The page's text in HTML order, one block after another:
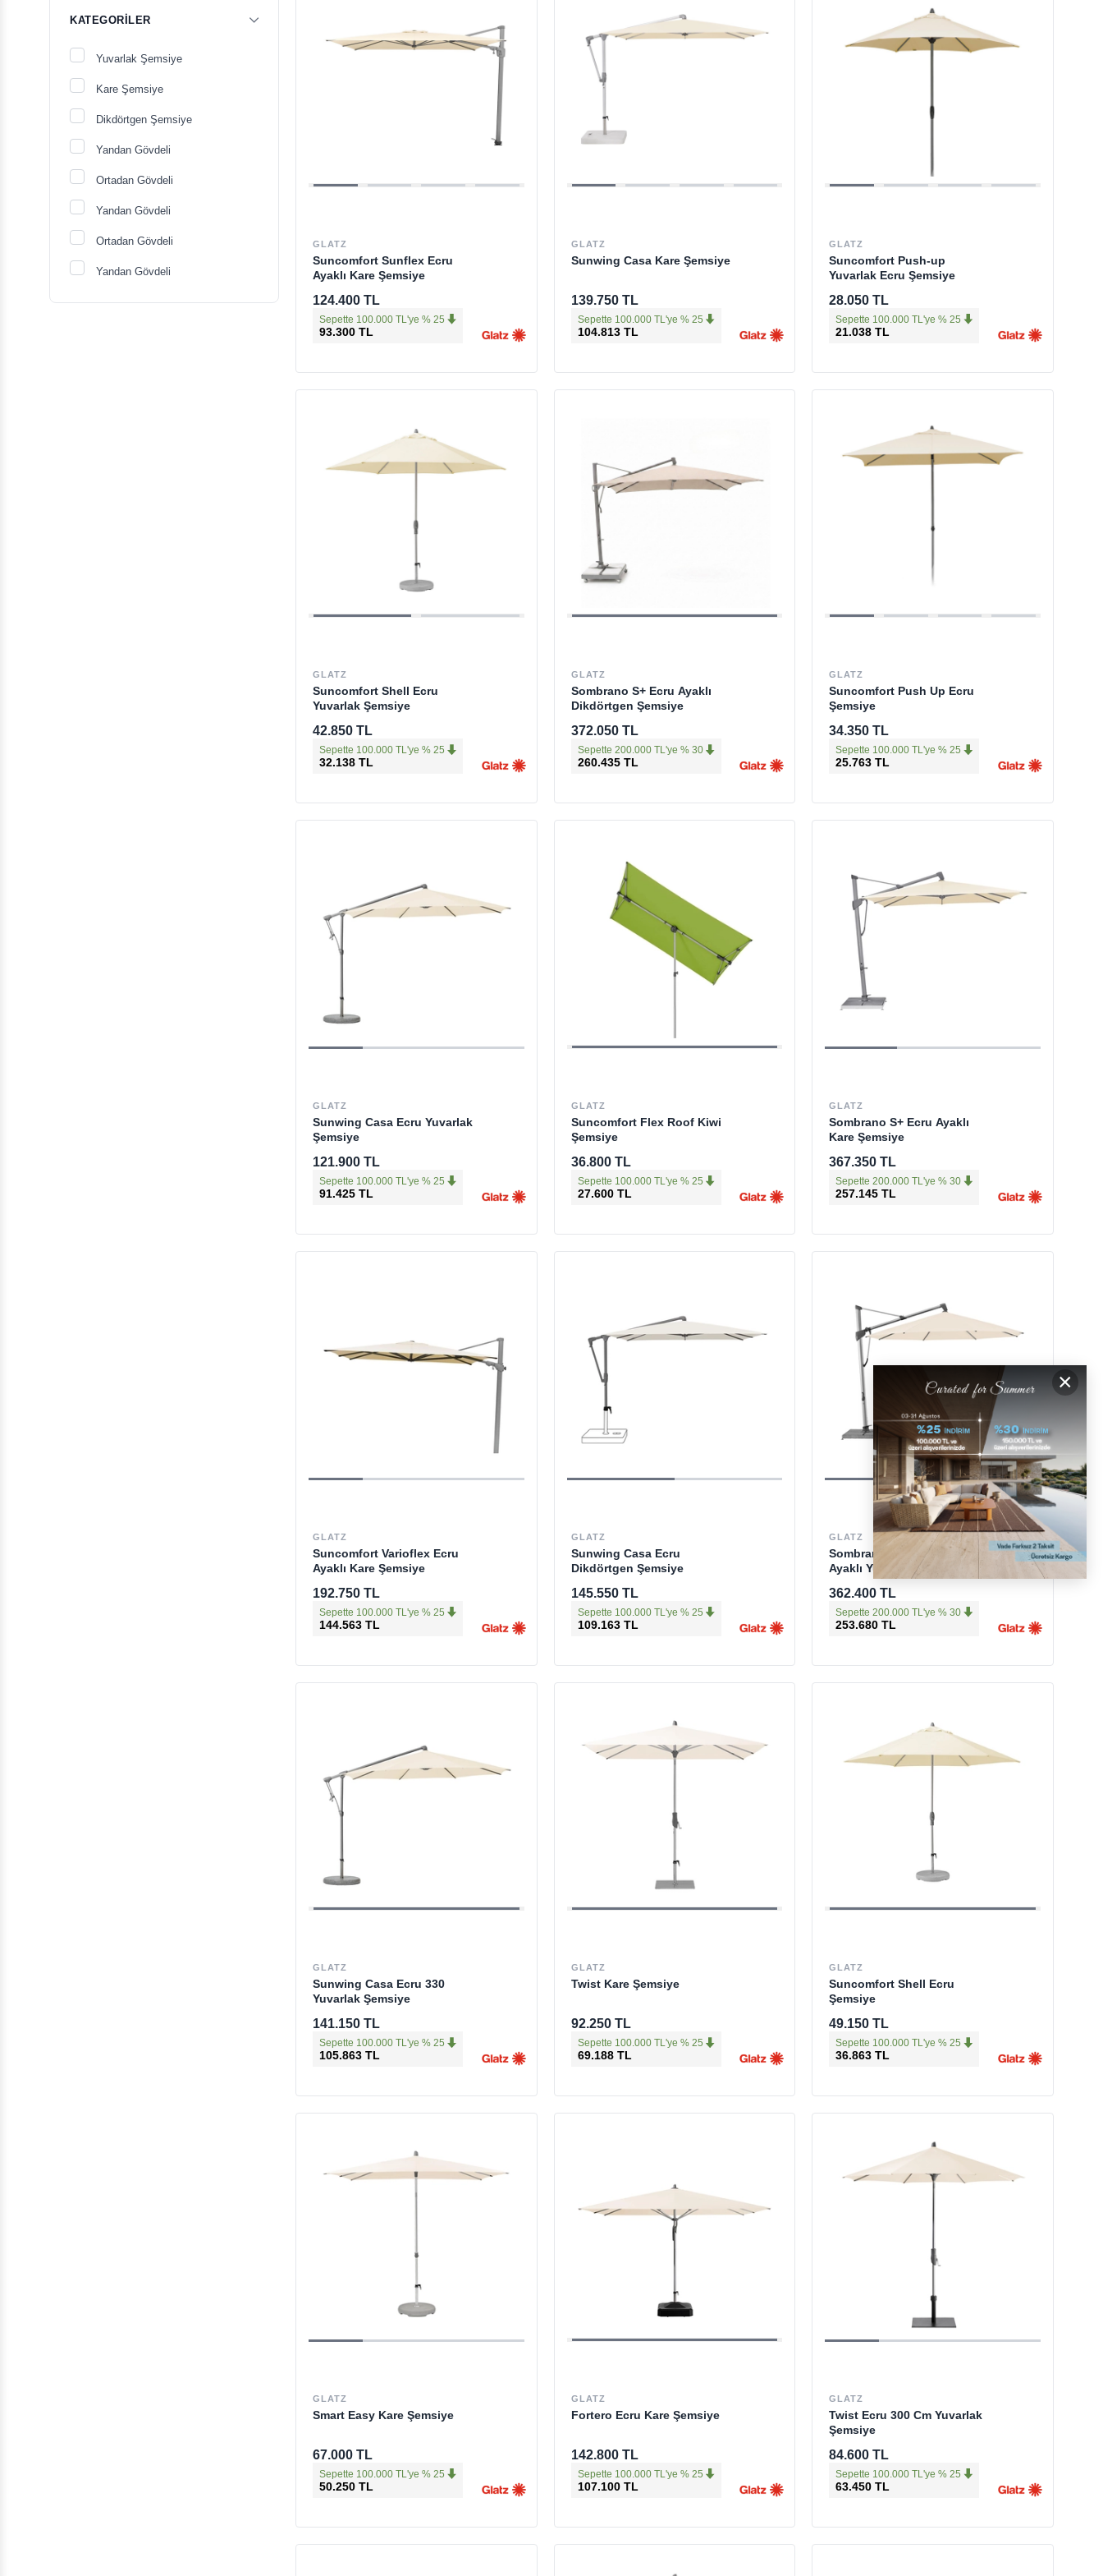
KATEGORILER
Yuvarlak Şemsiye
Kare Şemsiye
Dikdörtgen Şemsiye
Yandan Gövdeli
Ortadan Gövdeli
Yandan Gövdeli
Ortadan Gövdeli
Yandan Gövdeli
Ortadan Gövdeli
GLATZ
Suncomfort Sunflex Ecru
Ayaklı Kare Şemsiye
124.400 TL
Sepette 100.000 TL'ye % 25
93.300 TL
GLATZ
Sunwing Casa Kare Şemsiye
139.750 TL
Sepette 100.000 TL'ye % 25
104.813 TL
GLATZ
Suncomfort Push-up
Yuvarlak Ecru Şemsiye
28.050 TL
Sepette 100.000 TL'ye % 25
21.038 TL
GLATZ
Suncomfort Shell Ecru
Yuvarlak Şemsiye
42.850 TL
Sepette 100.000 TL'ye % 25
32.138 TL
GLATZ
Sombrano S+ Ecru Ayaklı
Dikdörtgen Şemsiye
372.050 TL
Sepette 200.000 TL'ye % 30
260.435 TL
GLATZ
Suncomfort Push Up Ecru
Şemsiye
34.350 TL
Sepette 100.000 TL'ye % 25
25.763 TL
GLATZ
Sunwing Casa Ecru Yuvarlak
Şemsiye
121.900 TL
Sepette 100.000 TL'ye % 25
91.425 TL
GLATZ
Suncomfort Flex Roof Kiwi
Şemsiye
36.800 TL
Sepette 100.000 TL'ye % 25
27.600 TL
GLATZ
Sombrano S+ Ecru Ayaklı
Kare Şemsiye
367.350 TL
Sepette 200.000 TL'ye % 30
257.145 TL
GLATZ
Suncomfort Varioflex Ecru
Ayaklı Kare Şemsiye
192.750 TL
Sepette 100.000 TL'ye % 25
144.563 TL
GLATZ
Sunwing Casa Ecru
Dikdörtgen Şemsiye
145.550 TL
Sepette 100.000 TL'ye % 25
109.163 TL
GLATZ
Sombrano S+ Easy Ecru
Ayaklı Yuvarlak Şemsiye
362.400 TL
Sepette 200.000 TL'ye % 30
253.680 TL
GLATZ
Sunwing Casa Ecru 330
Yuvarlak Şemsiye
141.150 TL
Sepette 100.000 TL'ye % 25
105.863 TL
GLATZ
Twist Kare Şemsiye
92.250 TL
Sepette 100.000 TL'ye % 25
69.188 TL
GLATZ
Suncomfort Shell Ecru
Şemsiye
49.150 TL
Sepette 100.000 TL'ye % 25
36.863 TL
GLATZ
Smart Easy Kare Şemsiye
67.000 TL
Sepette 100.000 TL'ye % 25
50.250 TL
GLATZ
Fortero Ecru Kare Şemsiye
142.800 TL
Sepette 100.000 TL'ye % 25
107.100 TL
GLATZ
Twist Ecru 300 Cm Yuvarlak
Şemsiye
84.600 TL
Sepette 100.000 TL'ye % 25
63.450 TL
×